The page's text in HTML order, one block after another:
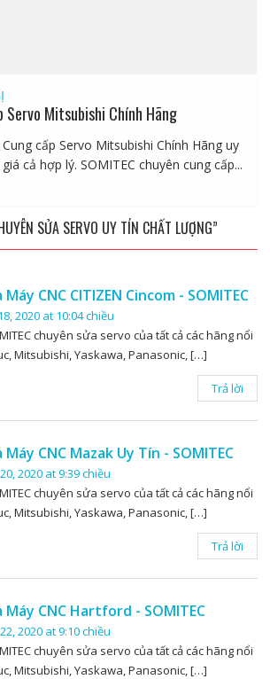
Servo Mitsubishi Chính Hãng
cấp Servo Mitsubishi Chính Hãng uy
cả hợp lý. SOMITEC chuyên cung cấp...
SỬA SERVO UY TÍN CHẤT LƯỢNG”
CNC CITIZEN Cincom - SOMITEC
2020 at 10:04 chiều
chuyên sửa servo của tất cả các hãng nổi
Mitsubishi, Yaskawa, Panasonic, […]
Trả lời
CNC Mazak Uy Tín - SOMITEC
2020 at 9:39 chiều
chuyên sửa servo của tất cả các hãng nổi
Mitsubishi, Yaskawa, Panasonic, […]
Trả lời
Máy CNC Hartford - SOMITEC
2020 at 9:10 chiều
chuyên sửa servo của tất cả các hãng nổi
Mitsubishi, Yaskawa, Panasonic, […]